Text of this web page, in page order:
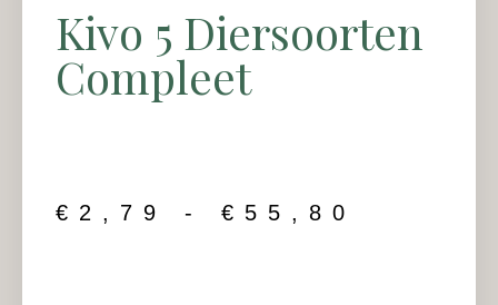
Kivo 5 Diersoorten
Compleet
€ 2,79 - € 55,80